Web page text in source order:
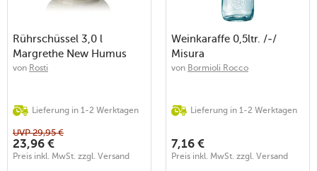
Rührschüssel 3,0 l
Margrethe New Humus
von Rosti
Lieferung in 1-2 Werktagen
UVP29,95 €
23,96 €
Preis inkl. MwSt. zzgl. Versand
Weinkaraffe 0,5ltr. /-/
Misura
von Bormioli Rocco
Lieferung in 1-2 Werktagen
7,16 €
Preis inkl. MwSt. zzgl. Versand